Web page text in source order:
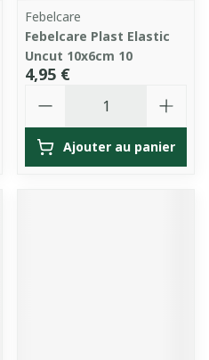
Febelcare
Febelcare Plast Elastic
Uncut 10x6cm 10
4,95 €
Ajouter au panier